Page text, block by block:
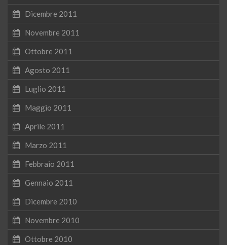
Dicembre 2011
Novembre 2011
Ottobre 2011
Agosto 2011
Luglio 2011
Maggio 2011
Aprile 2011
Marzo 2011
Febbraio 2011
Gennaio 2011
Dicembre 2010
Novembre 2010
Ottobre 2010